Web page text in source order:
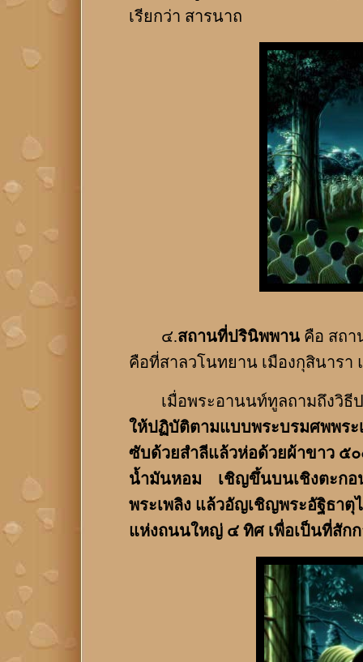
เรียกว่า สารนาถ
๔.สถานที่ปรินิพพาน คือ สถา
คือที่สาลวโนทยาน เมืองกุสินารา
เมื่อพระอานนท์ทูลถามถึงวิธี
ให้ปฏิบัติตามแบบพระบรมศพพระ
ซับด้วยสำลีแล้วห่อด้วยผ้าขาว ๕
น้ำมันหอม เชิญขึ้นบนเชิงตะกอ
พระเพลิง แล้วอัญเชิญพระอัฐิธา
แห่งถนนใหญ่ ๔ ทิศ เพื่อเป็นที่สัก